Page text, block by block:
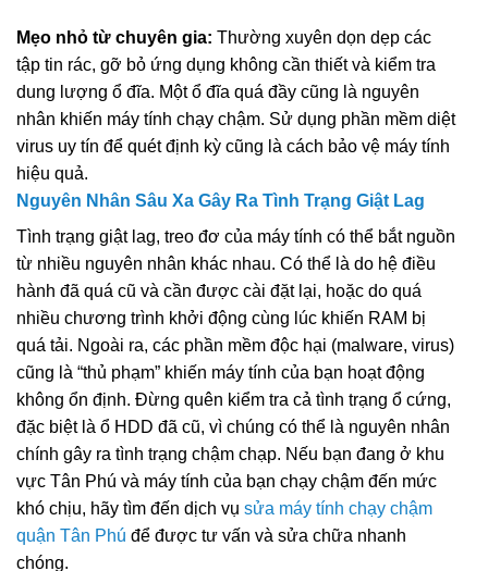
Mẹo nhỏ từ chuyên gia: Thường xuyên dọn dẹp các
tập tin rác, gỡ bỏ ứng dụng không cần thiết và kiểm tra
dung lượng ổ đĩa. Một ổ đĩa quá đầy cũng là nguyên
nhân khiến máy tính chạy chậm. Sử dụng phần mềm diệt
virus uy tín để quét định kỳ cũng là cách bảo vệ máy tính
hiệu quả.
Nguyên Nhân Sâu Xa Gây Ra Tình Trạng Giật Lag
Tình trạng giật lag, treo đơ của máy tính có thể bắt nguồn
từ nhiều nguyên nhân khác nhau. Có thể là do hệ điều
hành đã quá cũ và cần được cài đặt lại, hoặc do quá
nhiều chương trình khởi động cùng lúc khiến RAM bị
quá tải. Ngoài ra, các phần mềm độc hại (malware, virus)
cũng là “thủ phạm” khiến máy tính của bạn hoạt động
không ổn định. Đừng quên kiểm tra cả tình trạng ổ cứng,
đặc biệt là ổ HDD đã cũ, vì chúng có thể là nguyên nhân
chính gây ra tình trạng chậm chạp. Nếu bạn đang ở khu
vực Tân Phú và máy tính của bạn chạy chậm đến mức
khó chịu, hãy tìm đến dịch vụ sửa máy tính chạy chậm
quận Tân Phú để được tư vấn và sửa chữa nhanh
chóng.